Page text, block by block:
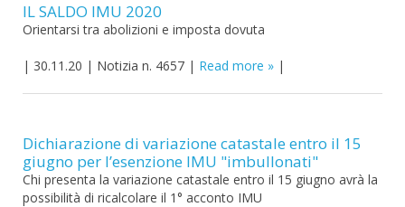
IL SALDO IMU 2020
Orientarsi tra abolizioni e imposta dovuta
| 30.11.20 | Notizia n. 4657 | Read more |
Dichiarazione di variazione catastale entro il 15
giugno per l’esenzione IMU "imbullonati"
Chi presenta la variazione catastale entro il 15 giugno avrà la
possibilità di ricalcolare il 1° acconto IMU